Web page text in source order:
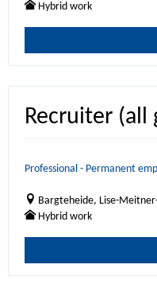
Hybrid work
Recruiter (all
Professional - Permanent
Bargteheide, Lise-
Hybrid work